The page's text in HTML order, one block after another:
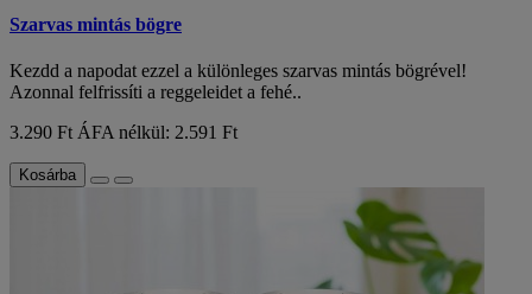
Szarvas mintás bögre
Kezdd a napodat ezzel a különleges szarvas mintás bögrével!
Azonnal felfrissíti a reggeleidet a fehé..
3.290 Ft ÁFA nélkül: 2.591 Ft
Kosárba